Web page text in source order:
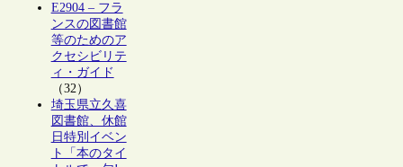
E2904 – フラ
ンスの図書館
等のためのア
クセシビリテ
ィ・ガイド
（32）
埼玉県立久喜
図書館、休館
日特別イベン
ト「本のタイ